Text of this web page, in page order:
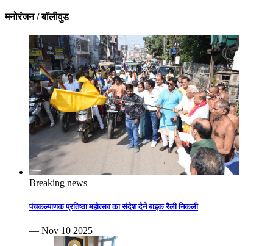
मनोरंजन / बॉलीवुड
Breaking news
पंचकल्याणक प्रतिष्ठा महोत्सव का संदेश देने बाइक रैली निकली
— Nov 10 2025